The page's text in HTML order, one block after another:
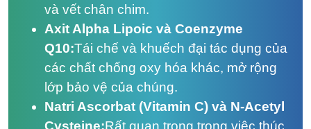
và vết chân chim.
Axit Alpha Lipoic và Coenzyme
Q10:Tái chế và khuếch đại tác dụng của
các chất chống oxy hóa khác, mở rộng
lớp bảo vệ của chúng.
Natri Ascorbat (Vitamin C) và N-Acetyl
Cysteine:Rất quan trọng trong việc thúc